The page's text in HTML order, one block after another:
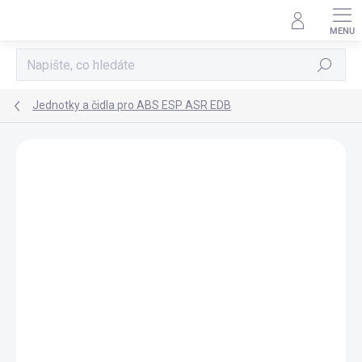
Hledat
Jednotky a čidla pro ABS ESP ASR EDB